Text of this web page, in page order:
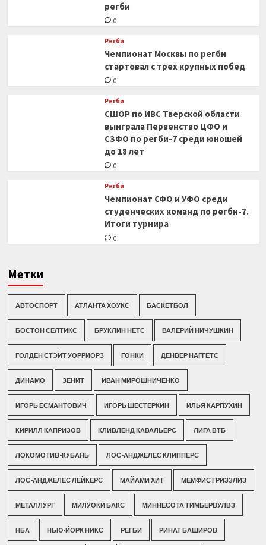
регби
0
Регби
Чемпионат Москвы по регби
стартовал с трех крупных побед
0
Регби
СШОР по ИВС Тверской области
выиграла Первенство ЦФО и
СЗФО по регби-7 среди юношей
до 18 лет
0
Регби
Чемпионат СФО и УФО среди
студенческих команд по регби-7.
Итоги турнира
0
Метки
АВТОСПОРТ АТЛАНТА ХОУКС БАСКЕТБОЛ
БОСТОН СЕЛТИКС БРУКЛИН НЕТС ВАЛЕРИЙ НИЧУШКИН
ГОЛДЕН СТЭЙТ УОРРИОРЗ ГОНКИ ДЕНВЕР НАГГЕТС
ДИНАМО ЗЕНИТ ИВАН МИРОШНИЧЕНКО
ИГОРЬ ЕСМАНТОВИЧ ИГОРЬ ШЕСТЕРКИН ИЛЬЯ КАРПУХИН
КИРИЛЛ КАПРИЗОВ КЛИВЛЕНД КАВАЛЬЕРС ЛИГА ВТБ
ЛОКОМОТИВ-КУБАНЬ ЛОС-АНДЖЕЛЕС КЛИППЕРС
ЛОС-АНДЖЕЛЕС ЛЕЙКЕРС МАЙАМИ ХИТ МЕМФИС ГРИЗЗЛИЗ
МЕТАЛЛУРГ МИЛУОКИ БАКС МИННЕСОТА ТИМБЕРВУЛВЗ
НБА НЬЮ-ЙОРК НИКС РЕГБИ РИНАТ БАШИРОВ